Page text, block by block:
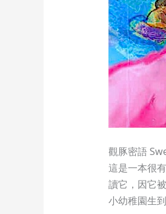
觀豚密語
這是一本很
讀它，因它
小幼稚園生